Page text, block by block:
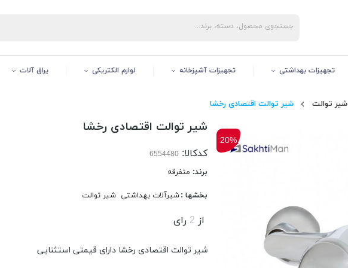
تجهیزات بهداشتی تجهیزات آشپزخانه لوازم الکتریکی یراق آلات
شیر توالت شیر توالت اقتصادی رخشا
20%
شیر توالت اقتصادی رخشا
کدکالا:
برند: متفرقه
بخشها :شیرآلات بهداشتی شیر توالت
از 2 رای
شیر توالت اقتصادی رخشا دارای قیمتی استثنایی